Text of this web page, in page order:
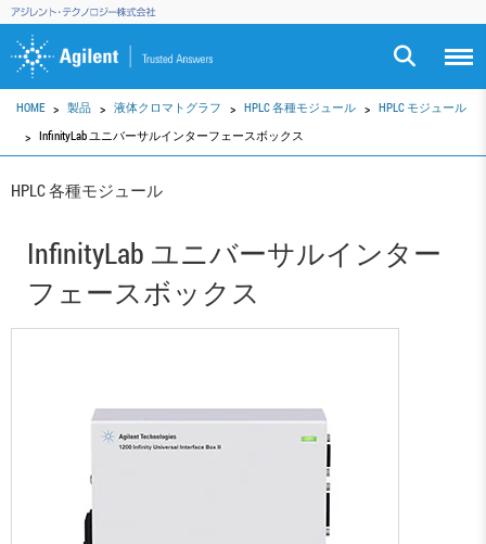
HOME 製品 液体クロマトグラフ HPLC 各種モジュール
HPLC モジュール
InfinityLab ユニバーサルインターフェースボックス
HPLC 各種モジュール
InfinityLab ユニバーサルインター
フェースボックス